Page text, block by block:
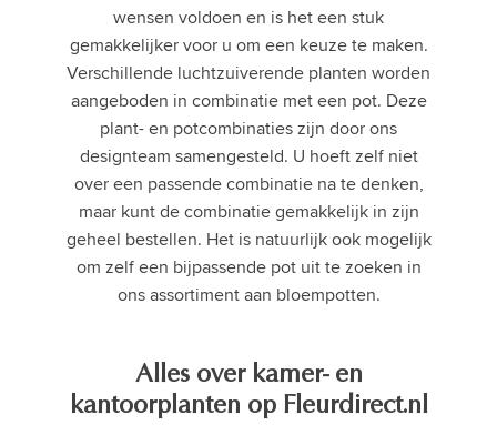
wensen voldoen en is het een stuk
gemakkelijker voor u om een keuze te maken.
Verschillende luchtzuiverende planten worden
aangeboden in combinatie met een pot. Deze
plant- en potcombinaties zijn door ons
designteam samengesteld. U hoeft zelf niet
over een passende combinatie na te denken,
maar kunt de combinatie gemakkelijk in zijn
geheel bestellen. Het is natuurlijk ook mogelijk
om zelf een bijpassende pot uit te zoeken in
ons assortiment aan bloempotten.
Alles over kamer- en
kantoorplanten op Fleurdirect.nl